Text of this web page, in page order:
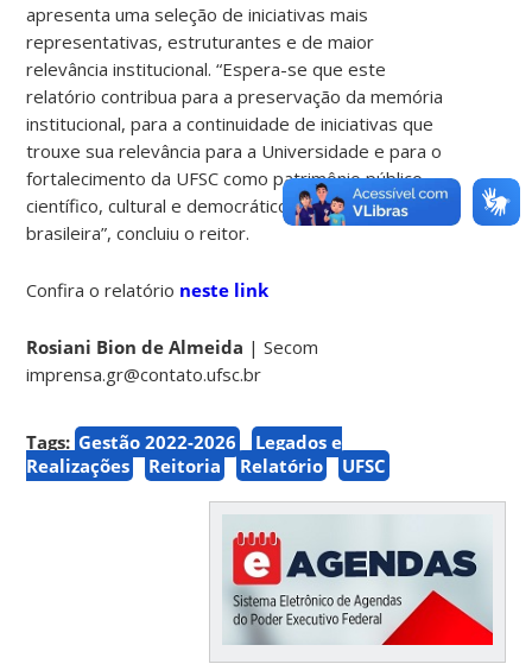
apresenta uma seleção de iniciativas mais
representativas, estruturantes e de maior
relevância institucional. “Espera-se que este
relatório contribua para a preservação da memória
institucional, para a continuidade de iniciativas que
trouxe sua relevância para a Universidade e para o
fortalecimento da UFSC como patrimônio público,
científico, cultural e democrático da sociedade
brasileira”, concluiu o reitor.
Confira o relatório neste link
Rosiani Bion de Almeida | Secom
imprensa.gr@contato.ufsc.br
Tags: Gestão 2022-2026
Legados e
Realizações
Reitoria Relatório UFSC